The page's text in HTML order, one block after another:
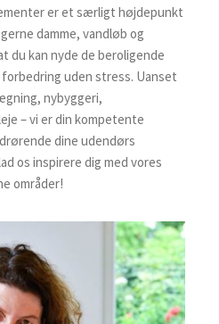
er et særligt højdepunkt
damme, vandløb og
du kan nyde de beroligende
uden stress. Uanset
nybyggeri,
– vi er din kompetente
dine udendørs
os inspirere dig med vores
områder!